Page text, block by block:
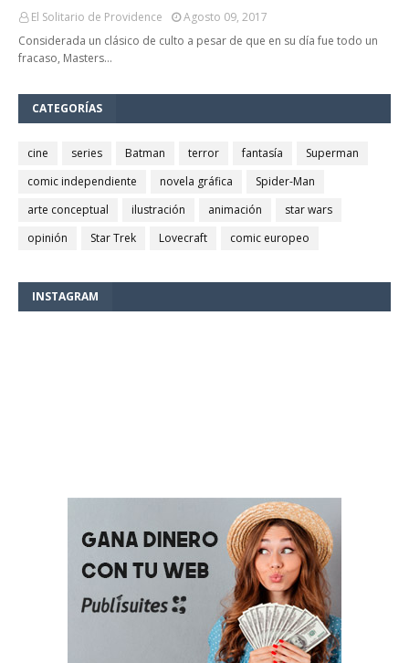
El Solitario de Providence
Agosto 09, 2017
Considerada un clásico de culto a pesar de que en su día fue todo un
fracaso, Masters…
CATEGORÍAS
cine series Batman terror fantasía
Superman
comic independiente
novela gráfica
Spider-Man
arte conceptual
ilustración animación
star wars
opinión
Star Trek Lovecraft comic europeo
INSTAGRAM